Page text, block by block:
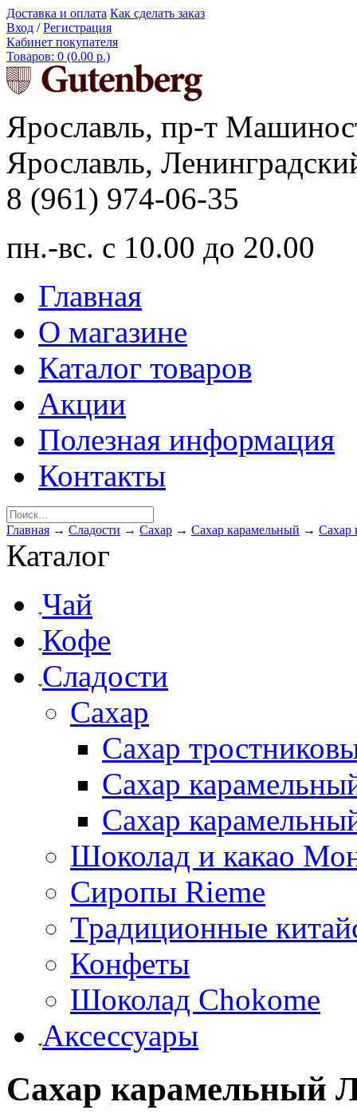
Доставка и оплата Как сделать заказ
Вход /Регистрация
Кабинет покупателя
Товаров: 0 (0.00 р.)
Ярославль, пр-т
Ярославль,
8 (961) 974-06-35
пн.-вс. с 10.00 до 20.00
Главная
О магазине
Каталог товаров
Акции
Полезная информация
Контакты
Главная → Сладости → Сахар → Сахар карамельный → Сахар
Каталог
Чай
Кофе
Сладости
Сахар
Сахар
Сахар
Сахар
Шоколад и какао
Сиропы Rieme
Традиционные
Конфеты
Шоколад Chokome
Аксессуары
Сахар карамельный